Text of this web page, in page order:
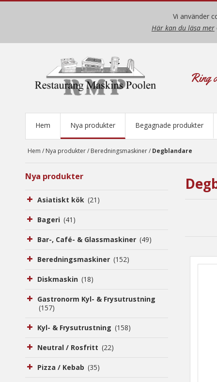
Vi använder
Här kan du läsa mer
Ring
Hem Nya produkter Begagnade produkter
Hem / Nya produkter/ Beredningsmaskiner/ Degblandare
Nya produkter
Asiatiskt kök (21)
Bageri (41)
Bar-, Café- & Glassmaskiner (49)
Beredningsmaskiner (152)
Diskmaskin (18)
Gastronorm Kyl- & Frysutrustning
(157)
Kyl- & Frysutrustning (158)
Neutral / Rosfritt (22)
Pizza / Kebab (35)